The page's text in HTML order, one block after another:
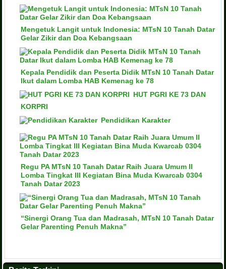
Mengetuk Langit untuk Indonesia: MTsN 10 Tanah Datar
Gelar Zikir dan Doa Kebangsaan
Kepala Pendidik dan Peserta Didik MTsN 10 Tanah Datar
Ikut dalam Lomba HAB Kemenag ke 78
HUT PGRI KE 73 DAN
KORPRI
Pendidikan Karakter
Regu PA MTsN 10 Tanah Datar Raih Juara Umum II
Lomba Tingkat III Kegiatan Bina Muda Kwarcab 0304
Tanah Datar 2023
“Sinergi Orang Tua dan Madrasah, MTsN 10 Tanah Datar
Gelar Parenting Penuh Makna”